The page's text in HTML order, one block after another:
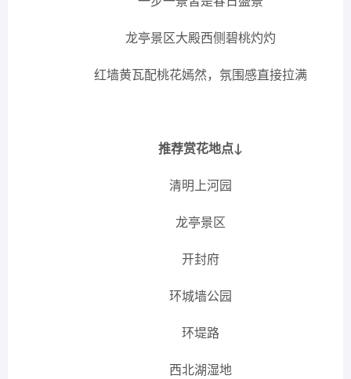
龙亭景区大殿西侧碧桃灼灼
红墙黄瓦配桃花嫣然，氛围感直接拉满
推荐赏花地点↓
清明上河园
龙亭景区
开封府
环城墙公园
环堤路
西北湖湿地